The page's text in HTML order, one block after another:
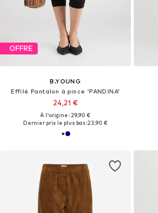
OFFRE
B.YOUNG
Effilé Pantalon à pince 'PANDINA'
24,21 €
À l'origine : 29,90 €
Dernier prix le plus bas :23,90 €